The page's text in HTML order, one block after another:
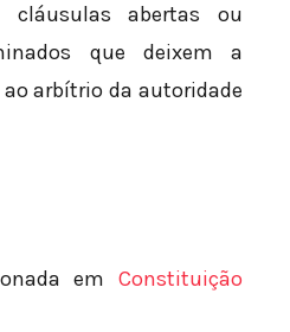
abertas ou
que deixem a
arbítrio da autoridade
em Constituição